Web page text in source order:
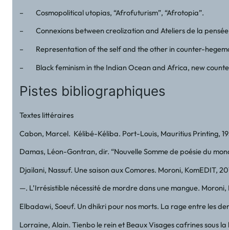
– Cosmopolitical utopias, “Afrofuturism”, “Afrotopia”.
– Connexions between creolization and Ateliers de la pensée
– Representation of the self and the other in counter-
– Black feminism in the Indian Ocean and Africa, new
Pistes bibliographiques
Textes littéraires
Cabon, Marcel. Kélibé-Kéliba. Port-Louis, Mauritius Printing,
Damas, Léon-Gontran, dir. “Nouvelle Somme de poésie du
Djailani, Nassuf. Une saison aux Comores. Moroni, KomEDIT,
—. L’Irrésistible nécessité de mordre dans une mangue. Moroni,
Elbadawi, Soeuf. Un dhikri pour nos morts. La rage entre les
Lorraine, Alain. Tienbo le rein et Beaux Visages cafrines sous